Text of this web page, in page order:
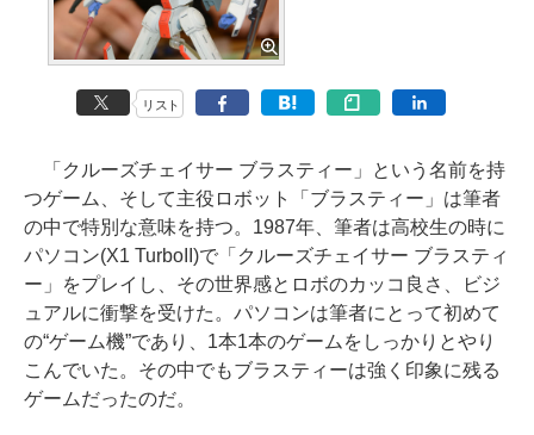
リスト
「クルーズチェイサー ブラスティー」という名前を持
つゲーム、そして主役ロボット「ブラスティー」は筆者
の中で特別な意味を持つ。1987年、筆者は高校生の時に
パソコン(X1 TurboII)で「クルーズチェイサー ブラスティ
ー」をプレイし、その世界感とロボのカッコ良さ、ビジ
ュアルに衝撃を受けた。パソコンは筆者にとって初めて
の“ゲーム機”であり、1本1本のゲームをしっかりとやり
こんでいた。その中でもブラスティーは強く印象に残る
ゲームだったのだ。